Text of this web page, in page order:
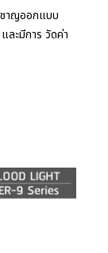
ชาญออกแบบ
ะมีการ วัดค่า